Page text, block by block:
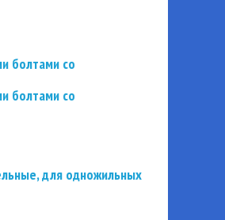
болтами со
болтами со
для одножильных